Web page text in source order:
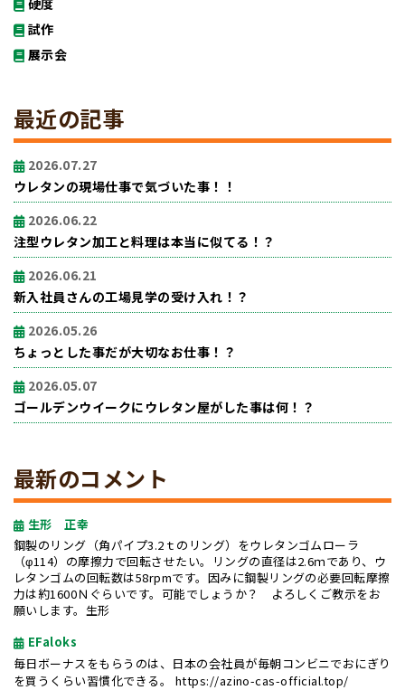
硬度
試作
展示会
最近の記事
2026.07.27
ウレタンの現場仕事で気づいた事！！
2026.06.22
注型ウレタン加工と料理は本当に似てる！？
2026.06.21
新入社員さんの工場見学の受け入れ！？
2026.05.26
ちょっとした事だが大切なお仕事！？
2026.05.07
ゴールデンウイークにウレタン屋がした事は何！？
最新のコメント
生形 正幸
鋼製のリング（角パイプ3.2ｔのリング）をウレタンゴムローラ
（φ114）の摩擦力で回転させたい。リングの直径は2.6ｍであり、ウ
レタンゴムの回転数は58rpmです。因みに鋼製リングの必要回転摩擦
力は約1600Ｎぐらいです。可能でしょうか？ よろしくご教示をお
願いします。生形
EFaloks
毎日ボーナスをもらうのは、日本の会社員が毎朝コンビニでおにぎり
を買うくらい習慣化できる。 https://azino-cas-official.top/